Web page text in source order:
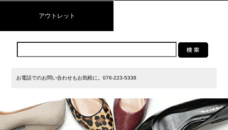
アウトレット
お電話でのお問い合わせもお気軽に。076-223-5338